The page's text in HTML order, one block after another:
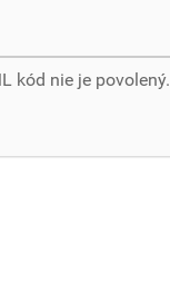
kód nie je povolený.